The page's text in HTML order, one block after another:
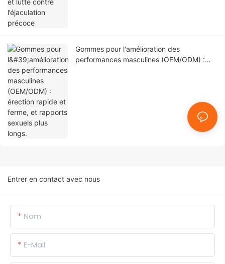
Gommes pour l'amélioration des
performances masculines (OEM/ODM) :
Entrer en contact avec nous
Nom
E-Mail